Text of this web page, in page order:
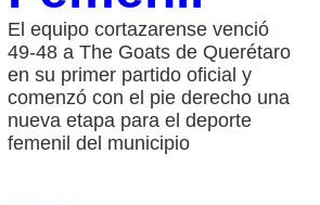
El equipo cortazarense venció
49-48 a The Goats de Querétaro
en su primer partido oficial y
comenzó con el pie derecho una
nueva etapa para el deporte
femenil del municipio